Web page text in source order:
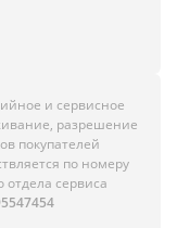
и сервисное
разрешение
покупателей
по номеру
отдела сервиса